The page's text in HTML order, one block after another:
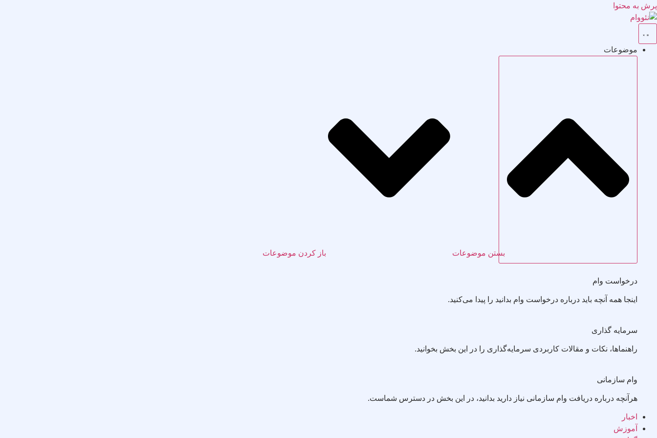
پرش به محتوا
موضوعات
بستن موضوعات باز کردن موضوعات
درخواست وام
اینجا همه آنچه باید درباره درخواست وام بدانید را پیدا می‌کنید.
سرمایه گذاری
راهنماها، نکات و مقالات کاربردی سرمایه‌گذاری را در این بخش بخوانید.
وام سازمانی
هرآنچه درباره دریافت وام سازمانی نیاز دارید بدانید، در این بخش در دسترس شماست.
اخبار
آموزش